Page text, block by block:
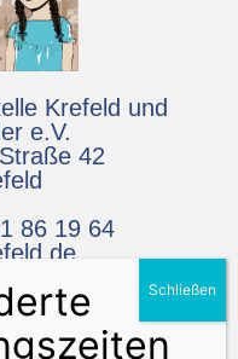
Krefeld und
e.V.
42
86 19 64